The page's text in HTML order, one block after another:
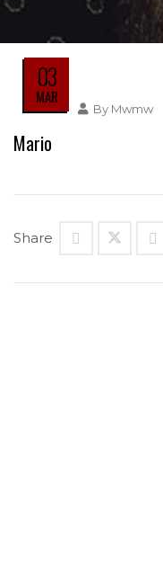
03
MAR
By Mwmw
Mario
Share